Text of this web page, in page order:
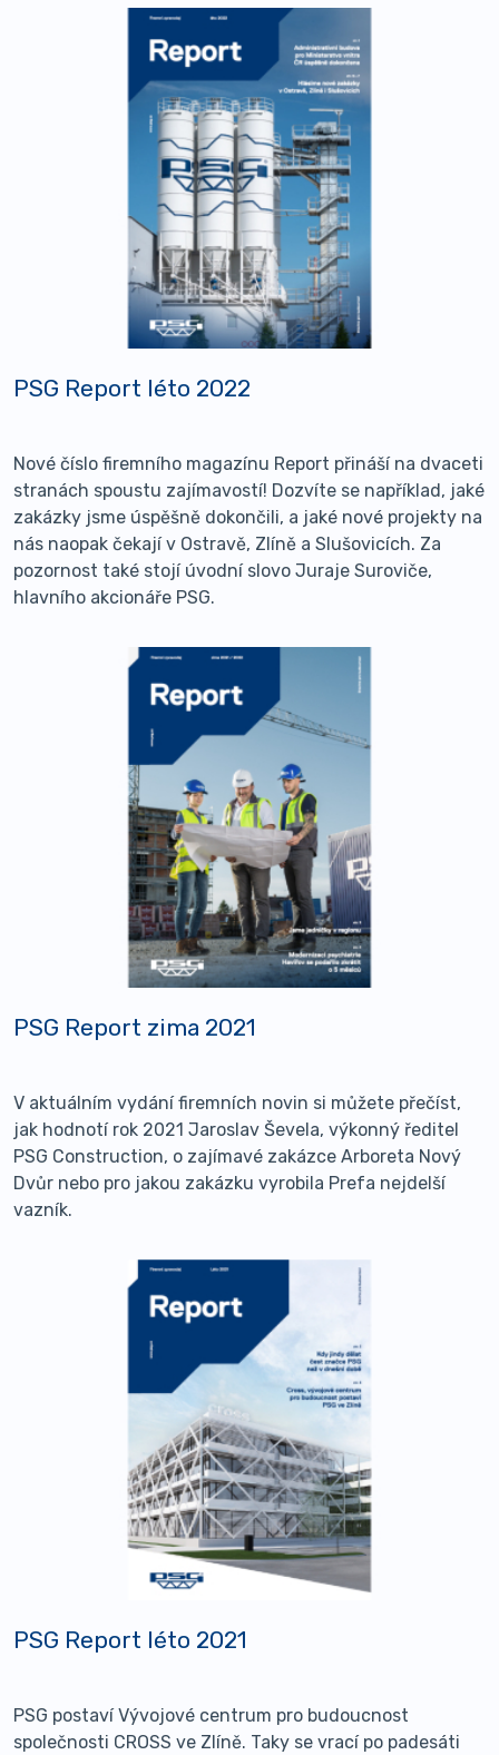
PSG Report léto 2022
Nové číslo firemního magazínu Report přináší na dvaceti
stranách spoustu zajímavostí! Dozvíte se například, jaké
zakázky jsme úspěšně dokončili, a jaké nové projekty na
nás naopak čekají v Ostravě, Zlíně a Slušovicích. Za
pozornost také stojí úvodní slovo Juraje Suroviče,
hlavního akcionáře PSG.
PSG Report zima 2021
V aktuálním vydání firemních novin si můžete přečíst,
jak hodnotí rok 2021 Jaroslav Ševela, výkonný ředitel
PSG Construction, o zajímavé zakázce Arboreta Nový
Dvůr nebo pro jakou zakázku vyrobila Prefa nejdelší
vazník.
PSG Report léto 2021
PSG postaví Vývojové centrum pro budoucnost
společnosti CROSS ve Zlíně. Taky se vrací po padesáti